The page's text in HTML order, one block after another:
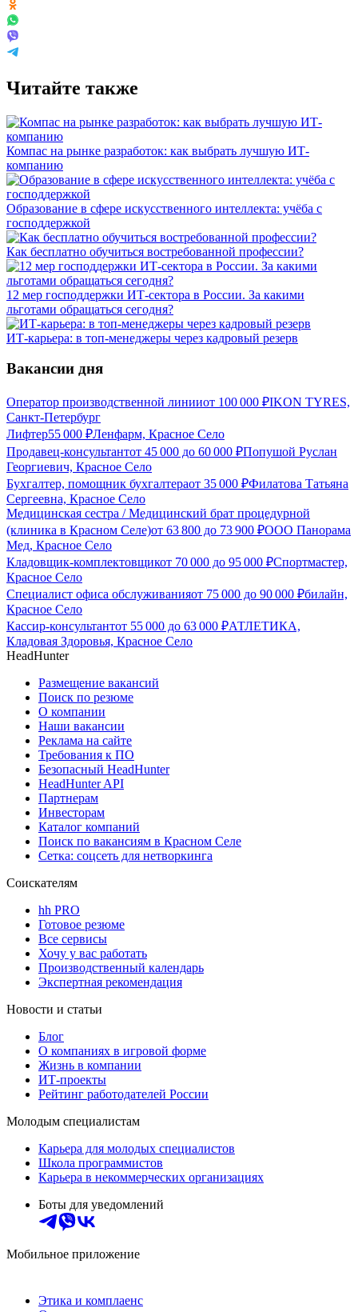
Читайте также
Компас на рынке разработок: как выбрать лучшую ИТ-
компанию
Образование в сфере искусственного интеллекта: учёба с
господдержкой
Как бесплатно обучиться востребованной профессии?
12 мер господдержки ИТ-сектора в России. За какими
льготами обращаться сегодня?
ИТ-карьера: в топ-менеджеры через кадровый резерв
Вакансии дня
Оператор производственной линииот 100 000 ₽IKON TYRES,
Санкт-Петербург
Лифтер55 000 ₽Ленфарм, Красное Село
Продавец-консультантот 45 000 до 60 000 ₽Попушой Руслан
Георгиевич, Красное Село
Бухгалтер, помощник бухгалтераот 35 000 ₽Филатова Татьяна
Сергеевна, Красное Село
Медицинская сестра / Медицинский брат процедурной
(клиника в Красном Селе)от 63 800 до 73 900 ₽ООО Панорама
Мед, Красное Село
Кладовщик-комплектовщикот 70 000 до 95 000 ₽Спортмастер,
Красное Село
Специалист офиса обслуживанияот 75 000 до 90 000 ₽билайн,
Красное Село
Кассир-консультантот 55 000 до 63 000 ₽АТЛЕТИКА,
Кладовая Здоровья, Красное Село
HeadHunter
Размещение вакансий
Поиск по резюме
О компании
Наши вакансии
Реклама на сайте
Требования к ПО
Безопасный HeadHunter
HeadHunter API
Партнерам
Инвесторам
Каталог компаний
Поиск по вакансиям в Красном Селе
Сетка: соцсеть для нетворкинга
Соискателям
hh PRO
Готовое резюме
Все сервисы
Хочу у вас работать
Производственный календарь
Экспертная рекомендация
Новости и статьи
Блог
О компаниях в игровой форме
Жизнь в компании
ИТ-проекты
Рейтинг работодателей России
Молодым специалистам
Карьера для молодых специалистов
Школа программистов
Карьера в некоммерческих организациях
Боты для уведомлений
Мобильное приложение
Этика и комплаенс